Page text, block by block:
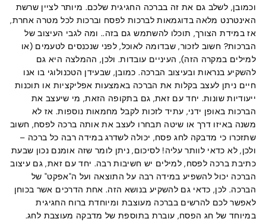
וכמובן, לשלב גם את זה בברכה החגיגית שלכם. מיותר לציין שרשת
האינטרנט מלאה בדוגמאות לברכות לפסח וברכות לכל מטרה אחרת,
אז במידת הצורך, תוכלו להשתמש גם בזה.. ומה לגבי העיצוב של
הברכות? חשוב לזכור, שבדומה לאוכל, לפני שנכנסים לטעמים (או
למילים במקרה הזה), העיניים עובדות. ולכן, ההמלצה היא גם
להשקיע בנראות ובעיצוב הברכה. כמובן, שבעידן הטכנולוגי בו אנו
חיים ניתן לעצב בקלות את הברכה באמצעות אפליקציות או תוכנות
ייעודיות שונות. יחד עם זאת, גם בתקופה הזאת, מי שיעצב את
הברכות באופן ידני, עתיד לזכות לקבל מחמאות נוספות. אז לא
משנה באיזו דרך או שיטה תבחרו לעצב את אותה ברכה לפסח, חשוב
שתזכרו כי מדבקה לחג פסח, יכולה לשדרג במידה רבה כל ברכה –
ולכן, לא כדאי לוותר עליה! לסיכום, ניתן לומר שזה אומנם נכון שבעת
כתיבת ברכה לפסח, למילים יש חשיבות רבה. יחד עם זאת, גם עיצוב
הברכה יכול להשפיע במידה רבה על התוצאה ועל ה"אפקט" של
הברכה. לכן, כדאי גם להשקיע בנושא הזה. אחת הדרכים אשר בכוחן
לאפשר לכם להרשים בברכה מעוצבת ומיוחדת ברוח החגיגית
במיוחד של חג הפסח, עוברת בתוספת של מדבקה מעוצבת לחג.